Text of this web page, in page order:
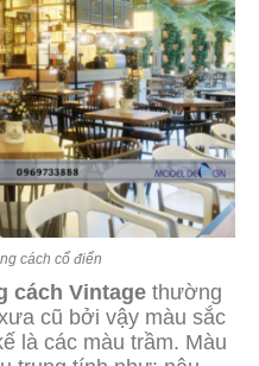
cách cổ điển
cách Vintage thường
cũ bởi vậy màu sắc
là các màu trầm. Màu